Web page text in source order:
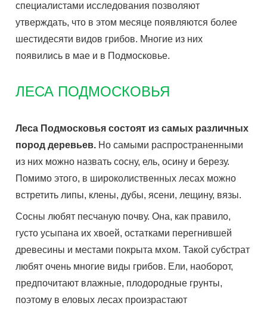
специалистами исследования позволяют
утверждать, что в этом месяце появляются более
шестидесяти видов грибов. Многие из них
появились в мае и в Подмосковье.
ЛЕСА ПОДМОСКОВЬЯ
Леса Подмосковья состоят из самых различных
пород деревьев. Но самыми распространенными
из них можно назвать сосну, ель, осину и березу.
Помимо этого, в широколиственных лесах можно
встретить липы, клены, дубы, ясени, лещину, вязы.
Сосны любят песчаную почву. Она, как правило,
густо усыпана их хвоей, остатками перегнившей
древесины и местами покрыта мхом. Такой субстрат
любят очень многие виды грибов. Ели, наоборот,
предпочитают влажные, плодородные грунты,
поэтому в еловых лесах произрастают